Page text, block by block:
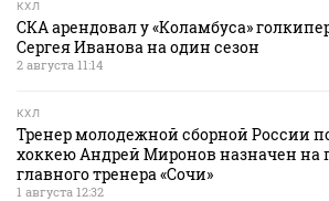
КХЛ
СКА арендовал у «Коламбуса»
Сергея Иванова на один сезон
2 августа 11:14
КХЛ
Тренер молодежной сборной России
хоккею Андрей Миронов назначен на
главного тренера «Сочи»
1 августа 12:32